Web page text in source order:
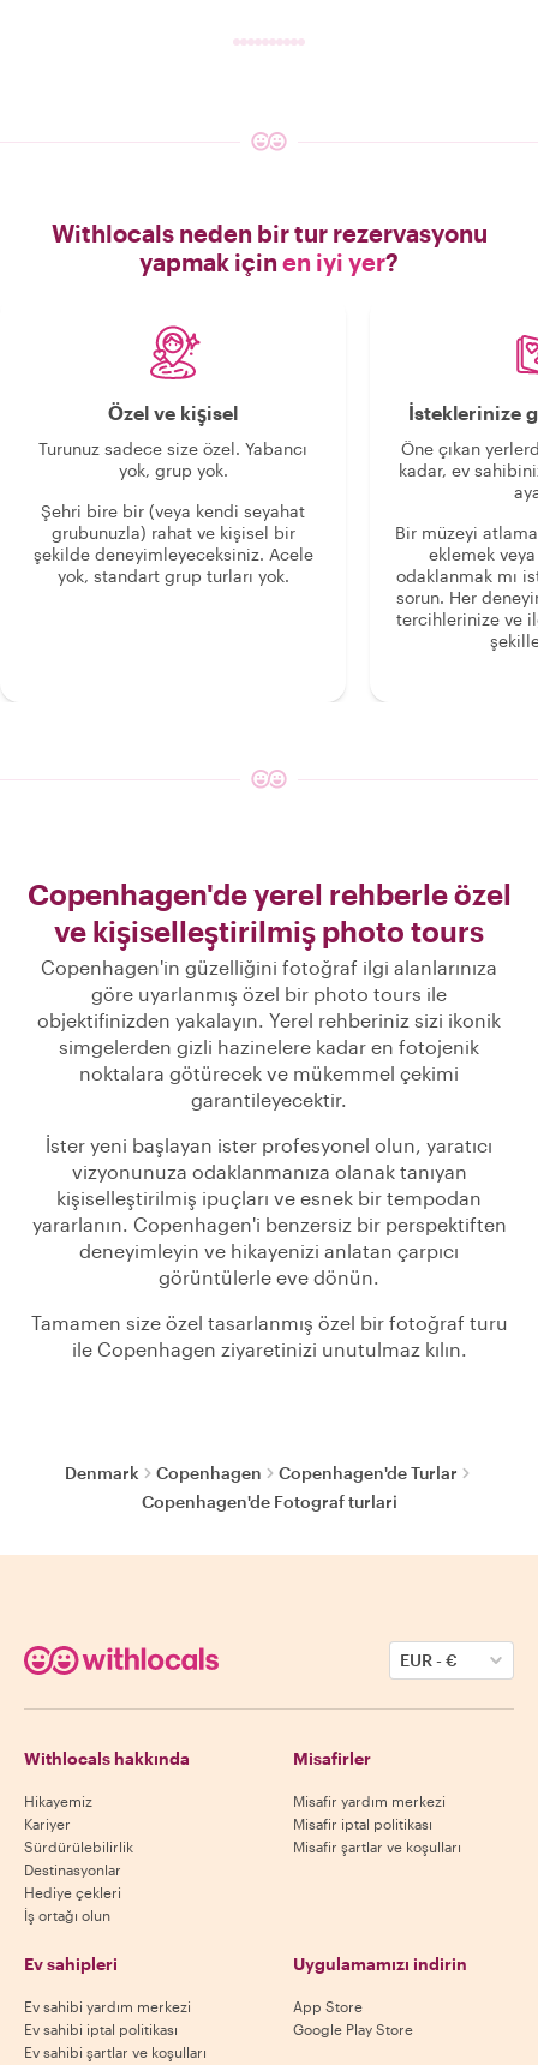
Withlocals neden bir tur rezervasyonu
yapmak için en iyi yer?
Özel ve kişisel
Turunuz sadece size özel. Yabancı
yok, grup yok.
Şehri bire bir (veya kendi seyahat
grubunuzla) rahat ve kişisel bir
şekilde deneyimleyeceksiniz. Acele
yok, standart grup turları yok.
İsteklerinize
Öne çıkan
kadar, ev
Bir müzeyi
eklemek
odaklanmak mı
sorun. Her
tercihlerinize ve
Copenhagen'de yerel rehberle özel
ve kişiselleştirilmiş photo tours
Copenhagen'in güzelliğini fotoğraf ilgi alanlarınıza
göre uyarlanmış özel bir photo tours ile
objektifinizden yakalayın. Yerel rehberiniz sizi ikonik
simgelerden gizli hazinelere kadar en fotojenik
noktalara götürecek ve mükemmel çekimi
garantileyecektir.
İster yeni başlayan ister profesyonel olun, yaratıcı
vizyonunuza odaklanmanıza olanak tanıyan
kişiselleştirilmiş ipuçları ve esnek bir tempodan
yararlanın. Copenhagen'i benzersiz bir perspektiften
deneyimleyin ve hikayenizi anlatan çarpıcı
görüntülerle eve dönün.
Tamamen size özel tasarlanmış özel bir fotoğraf turu
ile Copenhagen ziyaretinizi unutulmaz kılın.
Denmark Copenhagen
Copenhagen'de Turlar
Copenhagen'de Fotograf turlari
EUR-€
Withlocals hakkında
Hikayemiz
Kariyer
Sürdürülebilirlik
Destinasyonlar
Hediye çekleri
İş ortağı olun
Misafirler
Misafir yardım merkezi
Misafir iptal politikası
Misafir şartlar ve koşulları
Ev sahipleri
Ev sahibi yardım merkezi
Ev sahibi iptal politikası
Ev sahibi şartlar ve koşulları
Uygulamamızı indirin
App Store
Google Play Store